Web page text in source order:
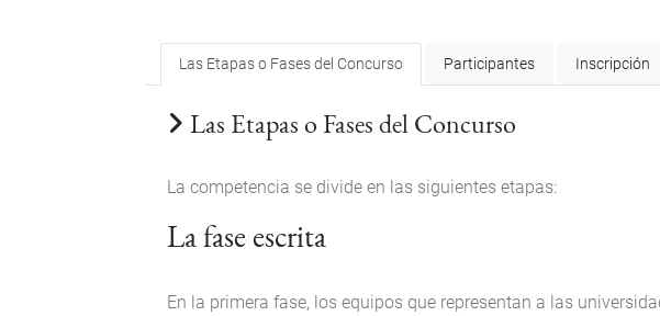
Las Etapas o Fases del Concurso Participantes Inscripción
Las Etapas o Fases del Concurso
La competencia se divide en las siguientes etapas:
La fase escrita
En la primera fase, los equipos que representan a las